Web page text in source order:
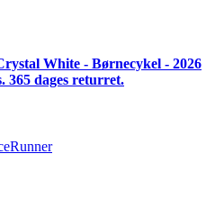
White - Børnecykel - 2026
365 dages returret.